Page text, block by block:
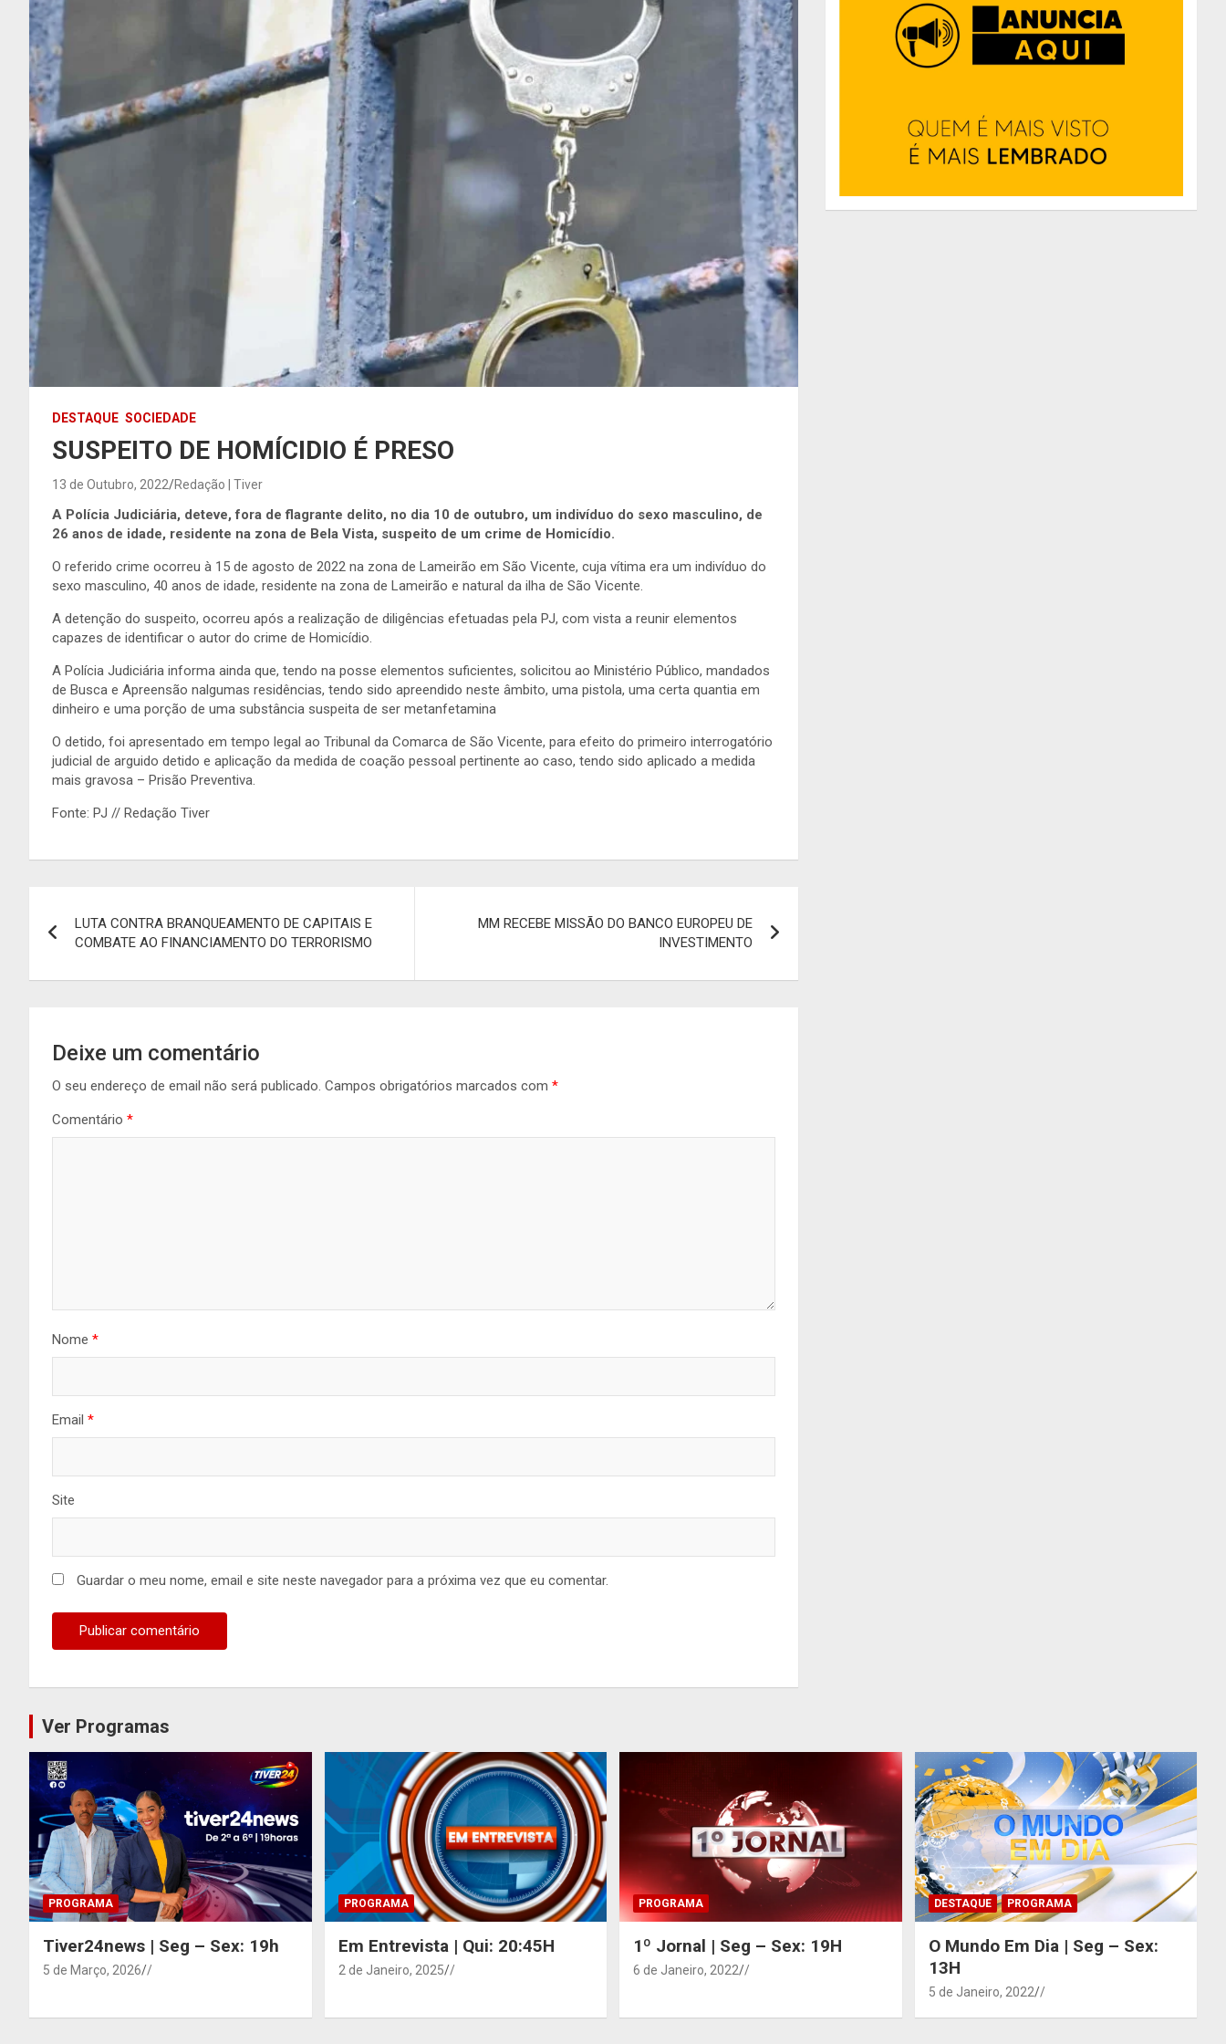
DESTAQUE SOCIEDADE
SUSPEITO DE HOMÍCIDIO É PRESO
13 de Outubro, 2022 Redação | Tiver
A Polícia Judiciária, deteve, fora de flagrante delito, no dia 10 de outubro, um indivíduo do sexo masculino, de
26 anos de idade, residente na zona de Bela Vista, suspeito de um crime de Homicídio.
O referido crime ocorreu à 15 de agosto de 2022 na zona de Lameirão em São Vicente, cuja vítima era um indivíduo do
sexo masculino, 40 anos de idade, residente na zona de Lameirão e natural da ilha de São Vicente.
A detenção do suspeito, ocorreu após a realização de diligências efetuadas pela PJ, com vista a reunir elementos
capazes de identificar o autor do crime de Homicídio.
A Polícia Judiciária informa ainda que, tendo na posse elementos suficientes, solicitou ao Ministério Público, mandados
de Busca e Apreensão nalgumas residências, tendo sido apreendido neste âmbito, uma pistola, uma certa quantia em
dinheiro e uma porção de uma substância suspeita de ser metanfetamina
O detido, foi apresentado em tempo legal ao Tribunal da Comarca de São Vicente, para efeito do primeiro interrogatório
judicial de arguido detido e aplicação da medida de coação pessoal pertinente ao caso, tendo sido aplicado a medida
mais gravosa – Prisão Preventiva.
Fonte: PJ // Redação Tiver
de
artigos
LUTA CONTRA BRANQUEAMENTO DE CAPITAIS E
COMBATE AO FINANCIAMENTO DO TERRORISMO
MM RECEBE MISSÃO DO BANCO EUROPEU DE
INVESTIMENTO
Deixe um comentário
O seu endereço de email não será publicado. Campos obrigatórios marcados com *
Comentário *
Nome *
Email *
Site
Guardar o meu nome, email e site neste navegador para a próxima vez que eu comentar.
Ver Programas
PROGRAMA
Tiver24news | Seg – Sex: 19h
5 de Março, 2026 /
PROGRAMA
Em Entrevista | Qui: 20:45H
2 de Janeiro, 2025 /
PROGRAMA
1º Jornal | Seg – Sex: 19H
6 de Janeiro, 2022 /
DESTAQUE PROGRAMA
O Mundo Em Dia | Seg – Sex:
13H
5 de Janeiro, 2022 /